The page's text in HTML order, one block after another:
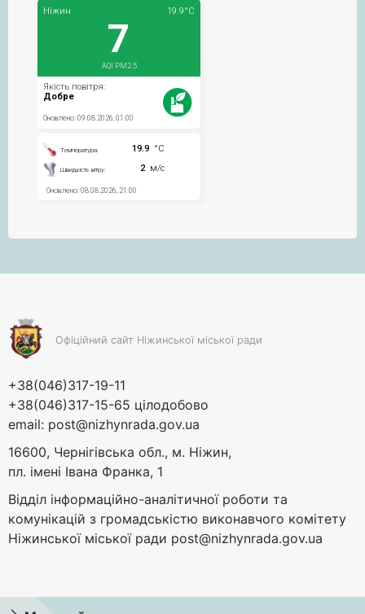
Офіційний сайт Ніжинської міської ради
+38(046)317-19-11
+38(046)317-15-65 цілодобово
email: post@nizhynrada.gov.ua
16600, Чернігівська обл., м. Ніжин,
пл. імені Івана Франка, 1
Відділ інформаційно-аналітичної роботи та
комунікацій з громадськістю виконавчого комітету
Ніжинської міської ради post@nizhynrada.gov.ua